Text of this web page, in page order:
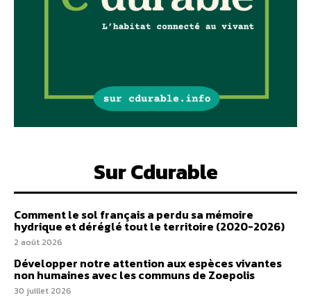
Sur Cdurable
Comment le sol français a perdu sa mémoire
hydrique et déréglé tout le territoire (2020-2026)
2 août 2026
Développer notre attention aux espèces vivantes
non humaines avec les communs de Zoepolis
30 juillet 2026